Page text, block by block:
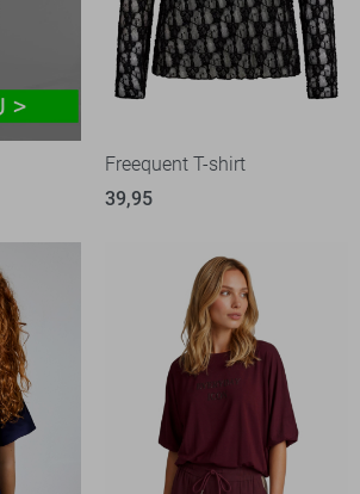
Freequent T-shirt
39,95